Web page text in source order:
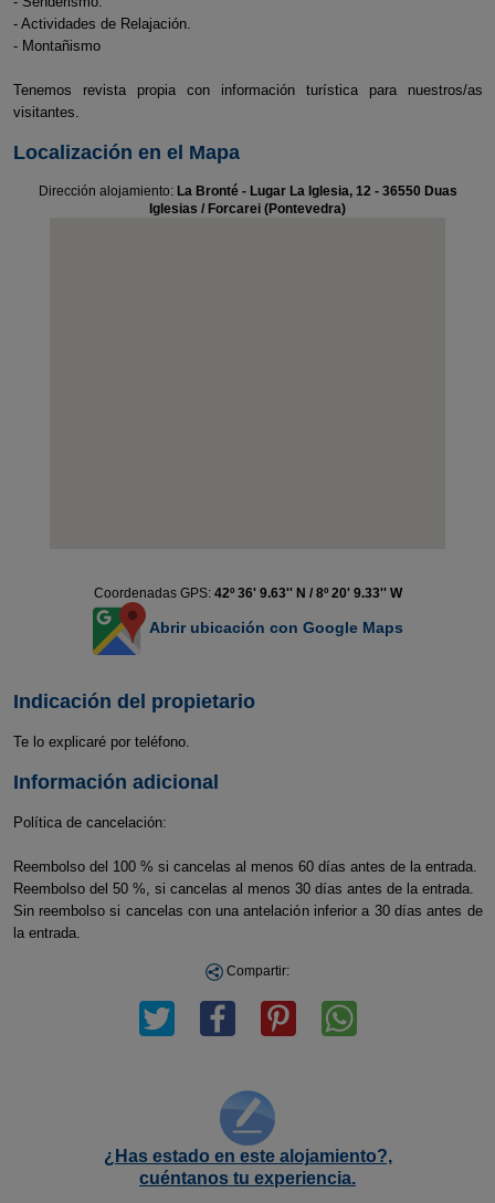
- Actividades de Relajación.
- Montañismo
Tenemos revista propia con información turística para nuestros/as
visitantes.
Localización en el Mapa
Dirección alojamiento: La Bronté - Lugar La Iglesia, 12 - 36550 Duas
Iglesias / Forcarei (Pontevedra)
Coordenadas GPS: 42º 36' 9.63'' N / 8º 20' 9.33'' W
Abrir ubicación con Google Maps
Indicación del propietario
Te lo explicaré por teléfono.
Información adicional
Política de cancelación:
Reembolso del 100 % si cancelas al menos 60 días antes de la entrada.
Reembolso del 50 %, si cancelas al menos 30 días antes de la entrada.
Sin reembolso si cancelas con una antelación inferior a 30 días antes de
la entrada.
Compartir:
¿Has estado en este alojamiento?,
cuéntanos tu experiencia.